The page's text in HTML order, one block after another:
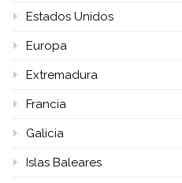
Estados Unidos
Europa
Extremadura
Francia
Galicia
Islas Baleares